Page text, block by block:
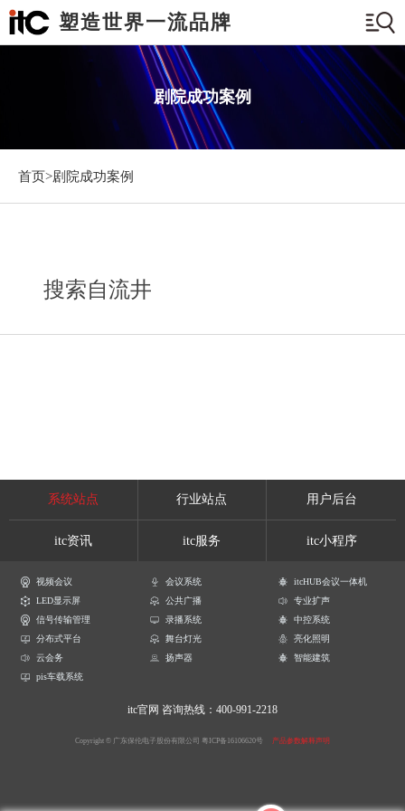
塑造世界一流品牌
剧院成功案例
首页>剧院成功案例
搜索自流井
系统站点 行业站点 用户后台
itc资讯 itc服务 itc小程序
视频会议 会议系统
itcHUB会议一体机
LED显示屏
公共广播
专业扩声
信号传输管理
录播系统
中控系统
分布式平台
舞台灯光
亮化照明
云会务
扬声器
智能建筑
pis车载系统
itc官网 咨询热线：400-991-2218
Copyright © 广东保伦电子股份有限公司 粤ICP备16106620号 产品参数解释声明